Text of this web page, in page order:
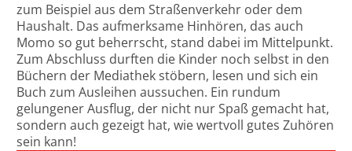
zum Beispiel aus dem Straßenverkehr oder dem
Haushalt. Das aufmerksame Hinhören, das auch
Momo so gut beherrscht, stand dabei im Mittelpunkt.
Zum Abschluss durften die Kinder noch selbst in den
Büchern der Mediathek stöbern, lesen und sich ein
Buch zum Ausleihen aussuchen. Ein rundum
gelungener Ausflug, der nicht nur Spaß gemacht hat,
sondern auch gezeigt hat, wie wertvoll gutes Zuhören
sein kann!